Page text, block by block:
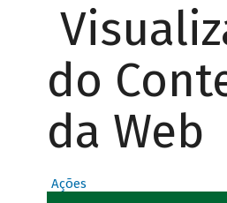
do
da Web
Ações